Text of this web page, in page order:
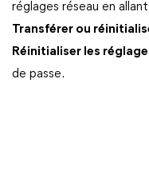
réglages réseau en
Transférer ou
Réinitialiser les
de passe.